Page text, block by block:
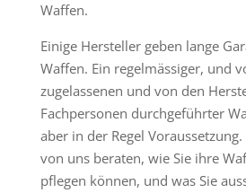
Waffen.
Einige Hersteller geben lange
Waffen. Ein regelmässiger, und
zugelassenen und von den
Fachpersonen durchgeführter
aber in der Regel Voraussetzung.
von uns beraten, wie Sie ihre
pflegen können, und was Sie